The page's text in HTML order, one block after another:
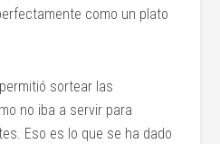
como un plato
sortear las
no iba a servir para
Eso es lo que se ha dado